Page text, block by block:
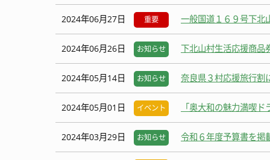
2024年06月27日 重要 一般国道１６９号下北
2024年06月26日 お知らせ 下北山村生活応援商品
2024年05月14日 お知らせ 奈良県３村応援旅行割
2024年05月01日 イベント 「奥大和の魅力満喫
2024年03月29日 お知らせ 令和６年度予算書を掲